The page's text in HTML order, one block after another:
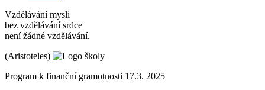
Vzdělávání mysli
bez vzdělávání srdce
není žádné vzdělávání.
(Aristoteles)
Program k finanční gramotnosti 17.3. 2025